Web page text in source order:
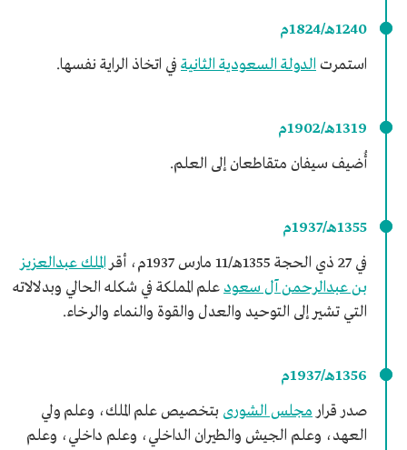
1240هـ/1824م
استمرت الدولة السعودية الثانية في اتخاذ الراية نفسها.
1319هـ/1902م
أُضيف سيفان متقاطعان إلى العلم.
1355هـ/1937م
في 27 ذي الحجة 1355هـ/11 مارس 1937م، أقر
الملك عبدالعزيز
بن عبدالرحمن آل سعود علم المملكة في شكله الحالي وبدلالاته
التي تشير إلى التوحيد والعدل والقوة والنماء والرخاء.
1356هـ/1937م
صدر قرار مجلس الشورى بتخصيص علم الملك، وعلم ولي
العهد، وعلم الجيش والطيران الداخلي، وعلم داخلي، وعلم